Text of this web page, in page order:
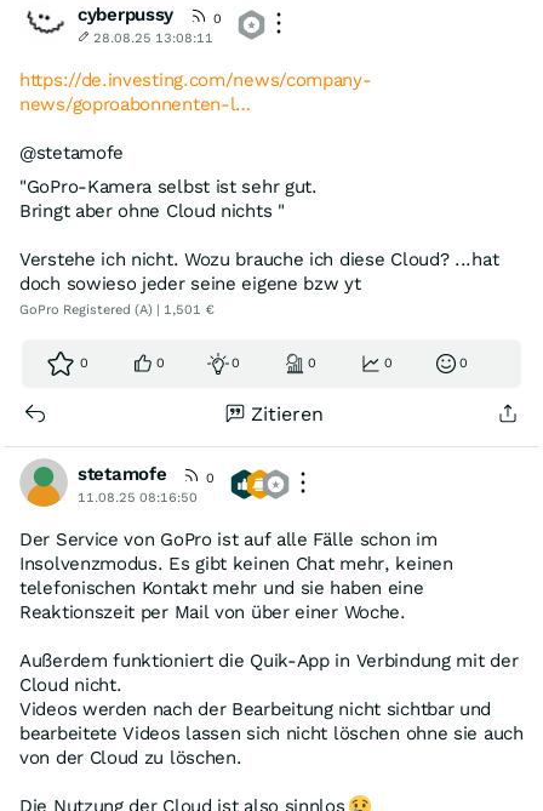
cyberpussy
0
28.08.25 13:08:11
https://de.investing.com/news/company-
news/goproabonnenten-l…
@stetamofe
"GoPro-Kamera selbst ist sehr gut.
Bringt aber ohne Cloud nichts "
Verstehe ich nicht. Wozu brauche ich diese Cloud? ...hat
doch sowieso jeder seine eigene bzw yt
GoPro Registered (A) | 1,501 €
0 0 0 0 0 0
Zitieren
stetamofe
0
11.08.25 08:16:50
Der Service von GoPro ist auf alle Fälle schon im
Insolvenzmodus. Es gibt keinen Chat mehr, keinen
telefonischen Kontakt mehr und sie haben eine
Reaktionszeit per Mail von über einer Woche.
Außerdem funktioniert die Quik-App in Verbindung mit der
Cloud nicht.
Videos werden nach der Bearbeitung nicht sichtbar und
bearbeitete Videos lassen sich nicht löschen ohne sie auch
von der Cloud zu löschen.
Die Nutzung der Cloud ist also sinnlos